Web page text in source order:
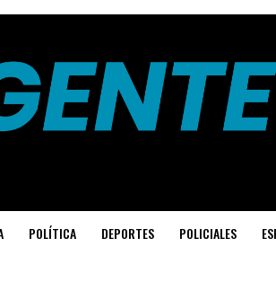
POLÍTICA DEPORTES POLICIALES